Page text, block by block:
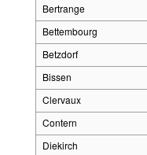
Bertrange
Bettembourg
Betzdorf
Bissen
Clervaux
Contern
Diekirch